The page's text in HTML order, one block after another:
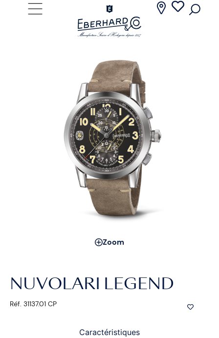
Zoom
NUVOLARI LEGEND
Réf. 31137.01 CP
Caractéristiques